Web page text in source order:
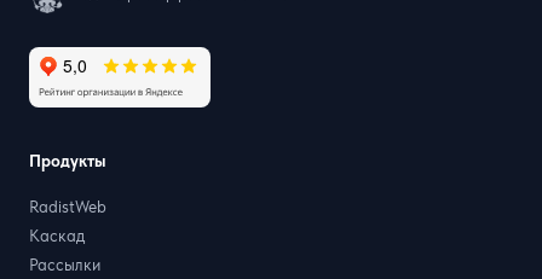
Продукты
RadistWeb
Каскад
Рассылки